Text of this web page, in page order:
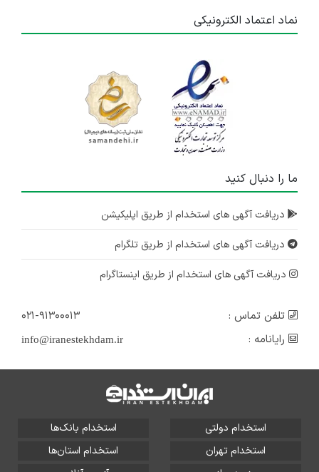
اصفهان
۳ سال پیش
استخدام حسابدار در هلدینگ هارمن
تهران
نماد اعتماد الکترونیکی
ما را دنبال کنید
دریافت آگهی های استخدام از طریق اپلیکیشن
دریافت آگهی های استخدام از طریق تلگرام
دریافت آگهی های استخدام از طریق اینستاگرام
تلفن تماس :
۰۲۱-۹۱۳۰۰۰۱۳
رایانامه :
info@iranestekhdam.ir
استخدام دولتی
استخدام بانک‌ها
استخدام تهران
استخدام استان‌ها